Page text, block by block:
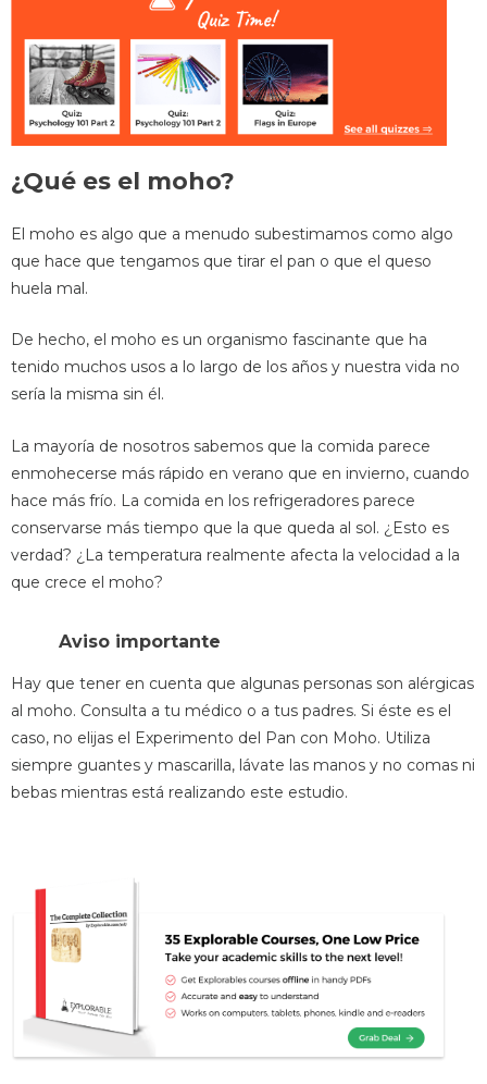
¿Qué es el moho?
El moho es algo que a menudo subestimamos como algo
que hace que tengamos que tirar el pan o que el queso
huela mal.
De hecho, el moho es un organismo fascinante que ha
tenido muchos usos a lo largo de los años y nuestra vida no
sería la misma sin él.
La mayoría de nosotros sabemos que la comida parece
enmohecerse más rápido en verano que en invierno, cuando
hace más frío. La comida en los refrigeradores parece
conservarse más tiempo que la que queda al sol. ¿Esto es
verdad? ¿La temperatura realmente afecta la velocidad a la
que crece el moho?
Aviso importante
Hay que tener en cuenta que algunas personas son alérgicas
al moho. Consulta a tu médico o a tus padres. Si éste es el
caso, no elijas el Experimento del Pan con Moho. Utiliza
siempre guantes y mascarilla, lávate las manos y no comas ni
bebas mientras está realizando este estudio.